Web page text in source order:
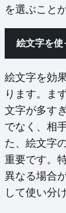
を選ぶこと
絵文字を使
絵文字を効
ります。ま
文字が多す
でなく、相
た、絵文字
重要です。
異なる場合
して使い分